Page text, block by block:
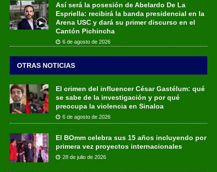
Así será la posesión de Abelardo De La
Espriella: recibirá la banda presidencial en la
Arena USC y dará su primer discurso en el
Cantón Pichincha
6 de agosto de 2026
OTRAS NOTICIAS
El crimen del influencer César Gastélum: qué
se sabe de la investigación y por qué
preocupa la violencia en Sinaloa
6 de agosto de 2026
El BOmm celebra sus 15 años incluyendo por
primera vez proyectos internacionales
28 de julio de 2026